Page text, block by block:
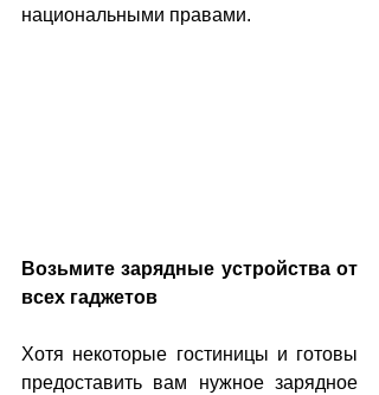
национальными правами.
Возьмите зарядные устройства от
всех гаджетов
Хотя некоторые гостиницы и готовы
предоставить вам нужное зарядное